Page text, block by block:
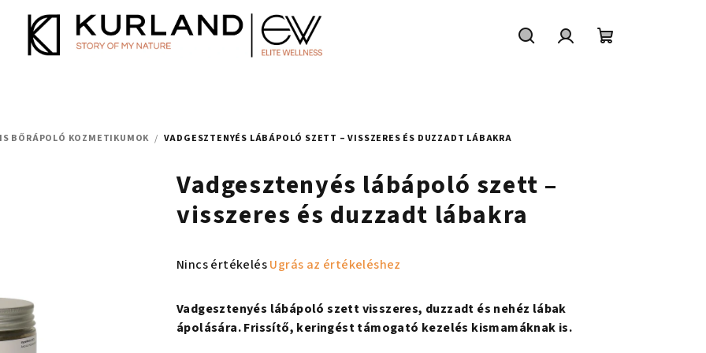
BŐRÁPOLÓ KOZMETIKUMOK / VADGESZTENYÉS LÁBÁPOLÓ SZETT – VISSZERES ÉS DUZZADT LÁBAKRA
Vadgesztenyés lábápoló szett –
visszeres és duzzadt lábakra
A
átlagos
értékelése
5-
Nincs értékelésUgrás az értékeléshez
Vadgesztenyés lábápoló szett visszeres, duzzadt és nehéz lábak
ápolására. Frissítő, keringést támogató kezelés kismamáknak is.